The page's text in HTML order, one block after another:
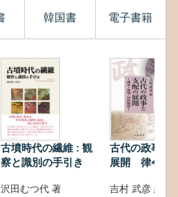
韓国書 電子書籍
古墳時代の繊維 : 観
察と識別の手引き
沢田むつ代 著
古代の政事と
展開 律令・
吉村 武彦 編集